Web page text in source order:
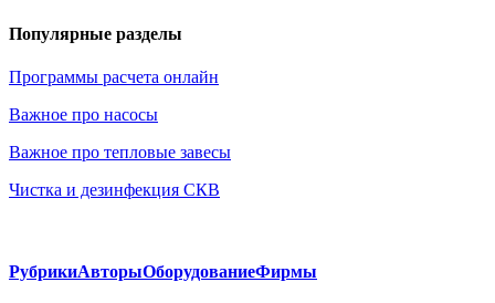
Популярные разделы
Программы расчета онлайн
Важное про насосы
Важное про тепловые завесы
Чистка и дезинфекция СКВ
РубрикиАвторыОборудованиеФирмы